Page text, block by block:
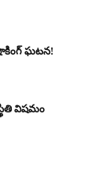
ఘటన!
విషమం